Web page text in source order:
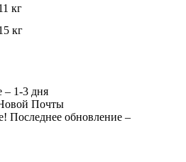
кг
кг
– 1-3 дня
Почты
Последнее обновление –